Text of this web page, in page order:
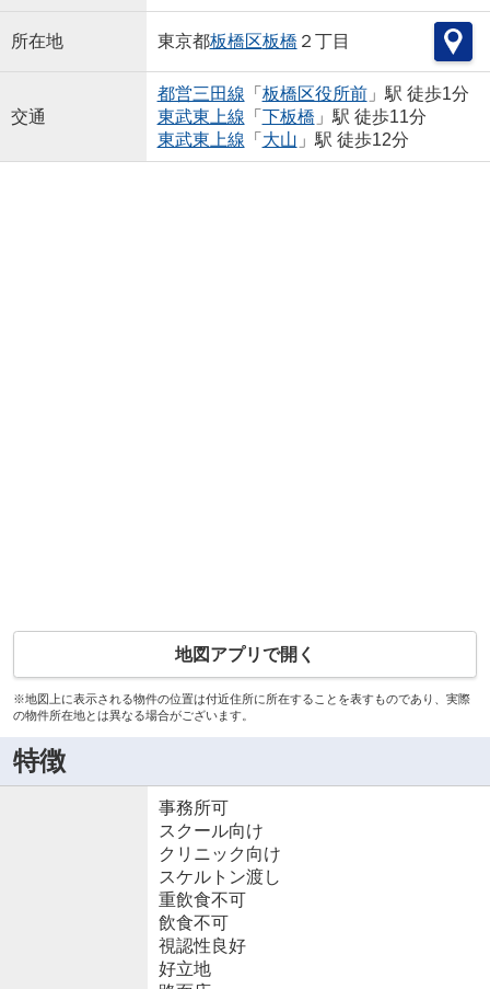
所在地 東京都板橋区板橋 ２丁目
交通
都営三田線 「 板橋区役所前」駅 徒歩1分
東武東上線 「 下板橋 」駅 徒歩11分
東武東上線 「 大山 」駅 徒歩12分
地図アプリで開く
※地図上に表示される物件の位置は付近住所に所在することを表すものであり、実際
の物件所在地とは異なる場合がございます。
特徴
事務所可
スクール向け
クリニック向け
スケルトン渡し
重飲食不可
飲食不可
視認性良好
好立地